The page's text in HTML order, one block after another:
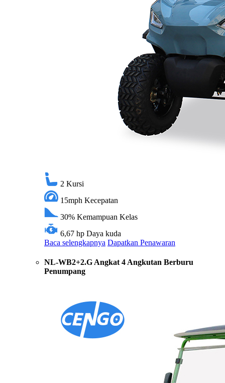
2 Kursi
15mph Kecepatan
30% Kemampuan Kelas
6,67 hp Daya kuda
Baca selengkapnya Dapatkan Penawaran
NL-WB2+2.G Angkat 4 Angkutan Berburu
Penumpang